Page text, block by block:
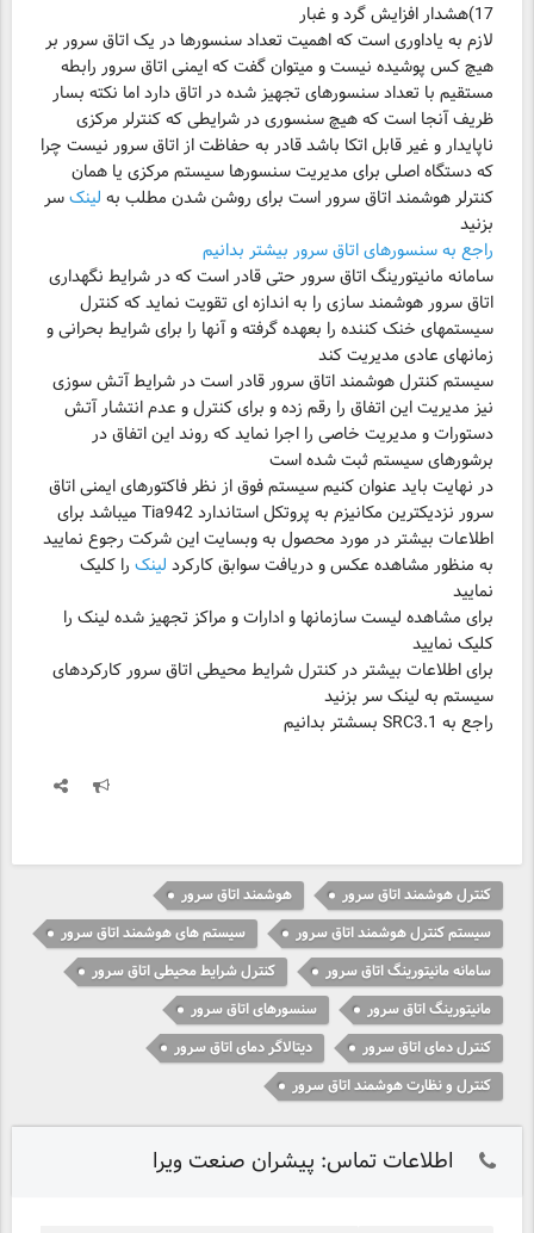
17)هشدار افزایش گرد و غبار
لازم به یاداوری است که اهمیت تعداد سنسورها در یک اتاق سرور بر
هیچ کس پوشیده نیست و میتوان گفت که ایمنی اتاق سرور رابطه
مستقیم با تعداد سنسورهای تجهیز شده در اتاق دارد اما نکته بسار
ظریف آنجا است که هیچ سنسوری در شرایطی که کنترلر مرکزی
ناپایدار و غیر قابل اتکا باشد قادر به حفاظت از اتاق سرور نیست چرا
که دستگاه اصلی برای مدیریت سنسورها سیستم مرکزی یا همان
کنترلر هوشمند اتاق سرور است برای روشن شدن مطلب به لینکسر
بزنید
راجع به سنسورهای اتاق سرور بیشتر بدانیم
سامانه مانیتورینگ اتاق سرور حتی قادر است که در شرایط نگهداری
اتاق سرور هوشمند سازی را به اندازه ای تقویت نماید که کنترل
سیستمهای خنک کننده را بعهده گرفته و آنها را برای شرایط بحرانی و
زمانهای عادی مدیریت کند
سیستم کنترل هوشمند اتاق سرور قادر است در شرایط آتش سوزی
نیز مدیریت این اتفاق را رقم زده و برای کنترل و عدم انتشار آتش
دستورات و مدیریت خاصی را اجرا نماید که روند این اتفاق در
برشورهای سیستم ثبت شده است
در نهایت باید عنوان کنیم سیستم فوق از نظر فاکتورهای ایمنی اتاق
سرور نزدیکترین مکانیزم به پروتکل استاندارد Tia942 میباشد برای
اطلاعات بیشتر در مورد محصول به وبسایت این شرکت رجوع نمایید
به منظور مشاهده عکس و دریافت سوابق کارکرد لینک را کلیک
نمایید
برای مشاهده لیست سازمانها و ادارات و مراکز تجهیز شده لینک را
کلیک نمایید
برای اطلاعات بیشتر در کنترل شرایط محیطی اتاق سرور کارکردهای
سیستم به لینک سر بزنید
راجع به SRC3.1 بسشتر بدانیم
کنترل هوشمند اتاق سرور
هوشمند اتاق سرور
سیستم کنترل هوشمند اتاق سرور
سیستم های هوشمند اتاق سرور
سامانه مانیتورینگ اتاق سرور
کنترل شرایط محیطی اتاق سرور
مانیتورینگ اتاق سرور
سنسورهای اتاق سرور
کنترل دمای اتاق سرور
دیتالاگر دمای اتاق سرور
کنترل و نظارت هوشمند اتاق سرور
اطلاعات تماس: پیشران صنعت ویرا